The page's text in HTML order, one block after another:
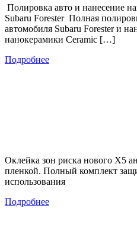
Полировка авто и нанесение
Subaru Forester Полная
автомобиля Subaru Forester и
нанокерамики Ceramic […]
Подробнее
Оклейка зон риска нового Х5
пленкой. Полный комплект
использования
Подробнее